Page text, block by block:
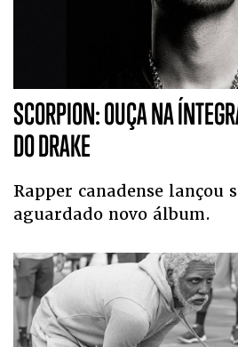
SCORPION: OUÇA NA
DO DRAKE
Rapper canadense lançou
aguardado novo álbum.